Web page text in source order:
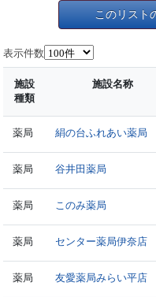
このリスト
表示件数
施設
種類
施設名称
薬局 絹の台ふれあい薬局
薬局 谷井田薬局
薬局 このみ薬局
薬局 センター薬局伊奈店
薬局 友愛薬局みらい平店